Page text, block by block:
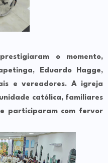
o momento,
Eduardo Hagge,
e vereadores. A igreja
católica, familiares
participaram com fervor